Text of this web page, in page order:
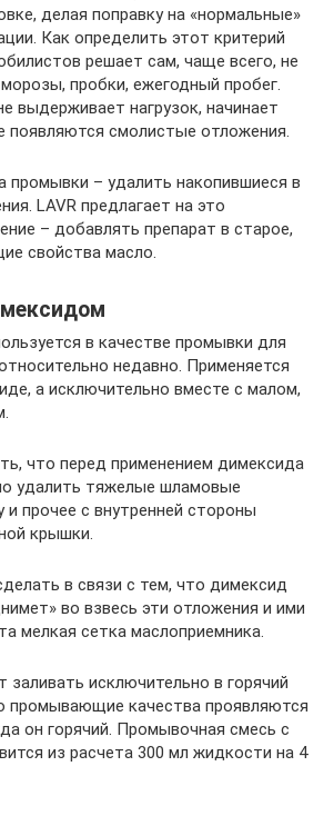
делая поправку на «нормальные»
Как определить этот критерий
решает сам, чаще всего, не
пробки, ежегодный пробег.
выдерживает нагрузок, начинает
появляются смолистые отложения.
промывки – удалить накопившиеся в
LAVR предлагает на это
– добавлять препарат в старое,
свойства масло.
в качестве промывки для
недавно. Применяется
а исключительно вместе с малом,
что перед применением димексида
удалить тяжелые шламовые
и прочее с внутренней стороны
крышки.
в связи с тем, что димексид
во взвесь эти отложения и ими
мелкая сетка маслоприемника.
исключительно в горячий
промывающие качества проявляются
он горячий. Промывочная смесь с
из расчета 300 мл жидкости на 4